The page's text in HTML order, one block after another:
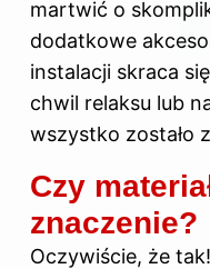
martwić o
dodatkowe
instalacji skraca
chwil relaksu lub
wszystko zostało
Czy
znaczenie?
Oczywiście, że